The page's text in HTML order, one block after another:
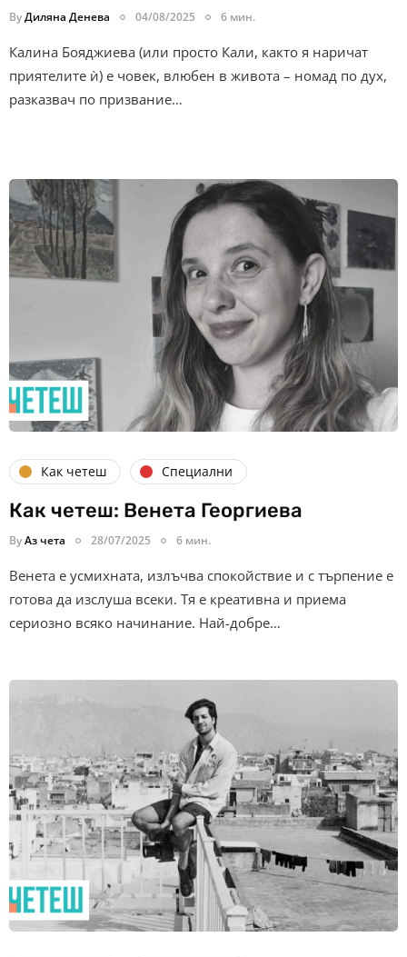
ByДиляна Денева 04/08/2025 6 мин.
Калина Бояджиева (или просто Кали, както я наричат
приятелите ѝ) е човек, влюбен в живота – номад по дух,
разказвач по призвание…
Как четеш Специални
Как четеш: Венета Георгиева
ByАз чета 28/07/2025 6 мин.
Венета е усмихната, излъчва спокойствие и с търпение е
готова да изслуша всеки. Тя е креативна и приема
сериозно всяко начинание. Най-добре…